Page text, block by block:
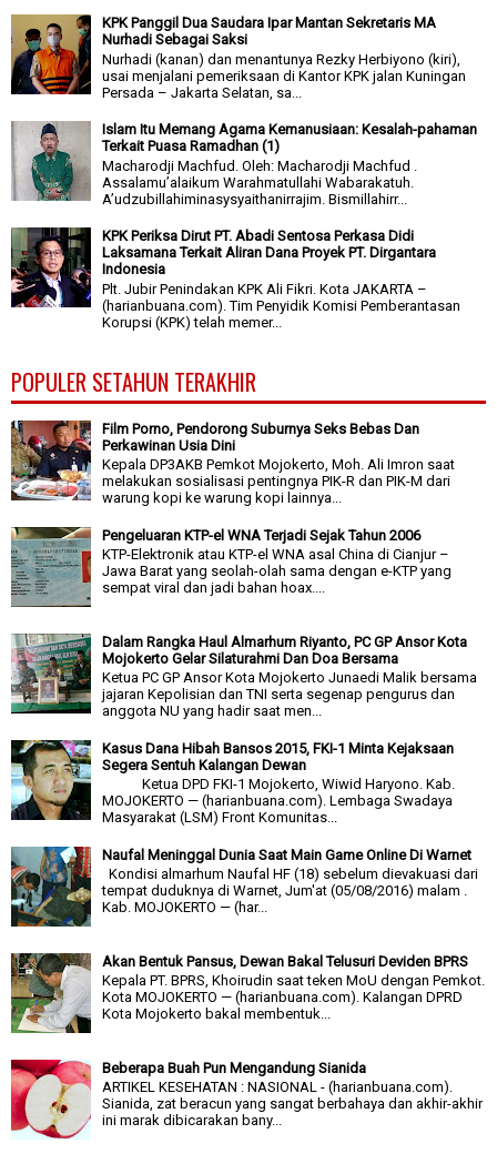
KPK Panggil Dua Saudara Ipar Mantan Sekretaris MA
Nurhadi Sebagai Saksi
Nurhadi (kanan) dan menantunya Rezky Herbiyono (kiri),
usai menjalani pemeriksaan di Kantor KPK jalan Kuningan
Persada – Jakarta Selatan, sa...
Islam Itu Memang Agama Kemanusiaan: Kesalah-pahaman
Terkait Puasa Ramadhan (1)
Macharodji Machfud. Oleh: Macharodji Machfud .
Assalamu’alaikum Warahmatullahi Wabarakatuh.
A’udzubillahiminasysyaithanirrajim. Bismillahirr...
KPK Periksa Dirut PT. Abadi Sentosa Perkasa Didi
Laksamana Terkait Aliran Dana Proyek PT. Dirgantara
Indonesia
Plt. Jubir Penindakan KPK Ali Fikri. Kota JAKARTA –
(harianbuana.com). Tim Penyidik Komisi Pemberantasan
Korupsi (KPK) telah memer...
POPULER SETAHUN TERAKHIR
Film Porno, Pendorong Suburnya Seks Bebas Dan
Perkawinan Usia Dini
Kepala DP3AKB Pemkot Mojokerto, Moh. Ali Imron saat
melakukan sosialisasi pentingnya PIK-R dan PIK-M dari
warung kopi ke warung kopi lainnya...
Pengeluaran KTP-el WNA Terjadi Sejak Tahun 2006
KTP-Elektronik atau KTP-el WNA asal China di Cianjur –
Jawa Barat yang seolah-olah sama dengan e-KTP yang
sempat viral dan jadi bahan hoax....
Dalam Rangka Haul Almarhum Riyanto, PC GP Ansor Kota
Mojokerto Gelar Silaturahmi Dan Doa Bersama
Ketua PC GP Ansor Kota Mojokerto Junaedi Malik bersama
jajaran Kepolisian dan TNI serta segenap pengurus dan
anggota NU yang hadir saat men...
Kasus Dana Hibah Bansos 2015, FKI-1 Minta Kejaksaan
Segera Sentuh Kalangan Dewan
Ketua DPD FKI-1 Mojokerto, Wiwid Haryono. Kab.
MOJOKERTO — (harianbuana.com). Lembaga Swadaya
Masyarakat (LSM) Front Komunitas...
Naufal Meninggal Dunia Saat Main Game Online Di Warnet
Kondisi almarhum Naufal HF (18) sebelum dievakuasi dari
tempat duduknya di Warnet, Jum'at (05/08/2016) malam .
Kab. MOJOKERTO — (har...
Akan Bentuk Pansus, Dewan Bakal Telusuri Deviden BPRS
Kepala PT. BPRS, Khoirudin saat teken MoU dengan Pemkot.
Kota MOJOKERTO — (harianbuana.com). Kalangan DPRD
Kota Mojokerto bakal membentuk...
Beberapa Buah Pun Mengandung Sianida
ARTIKEL KESEHATAN : NASIONAL - (harianbuana.com).
Sianida, zat beracun yang sangat berbahaya dan akhir-akhir
ini marak dibicarakan bany...